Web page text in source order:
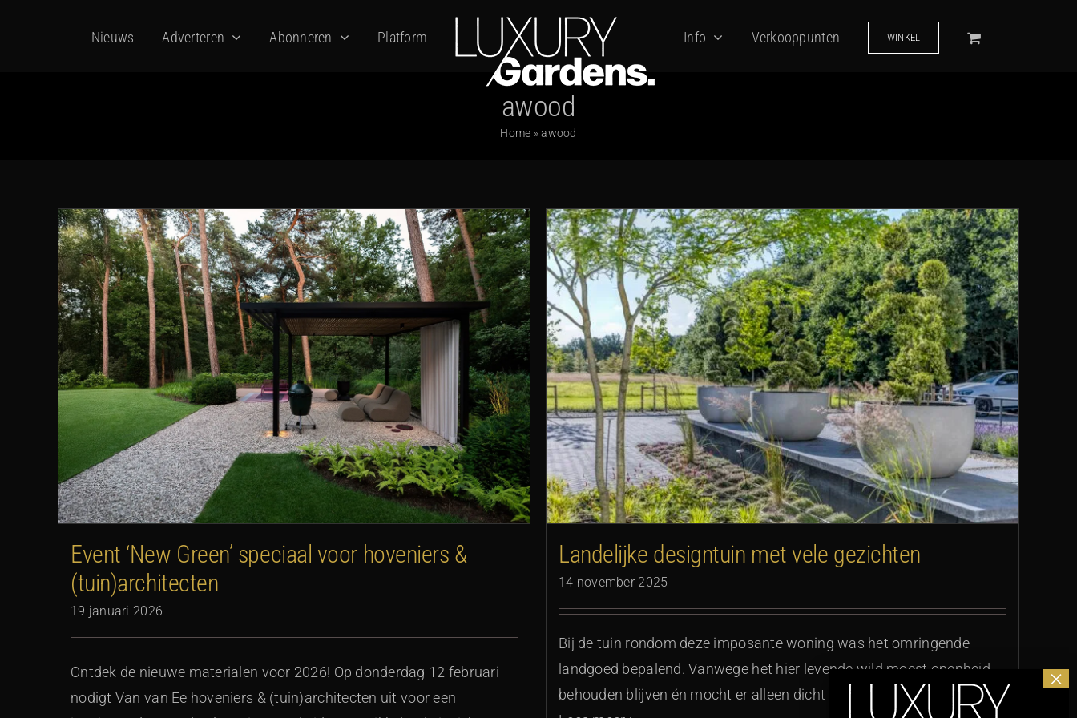
Nieuws Adverteren Abonneren Platform Info Verkooppunten WINKEL
awood
Home »awood
Event ‘New Green’ speciaal voor hoveniers &
(tuin)architecten
19 januari 2026
Ontdek de nieuwe materialen voor 2026! Op donderdag 12 februari
nodigt Van van Ee hoveniers & (tuin)architecten uit voor een
Landelijke designtuin met vele gezichten
Landelijke designtuin met vele gezichten
14 november 2025
Bij de tuin rondom deze imposante woning was het omringende
landgoed bepalend. Vanwege het hier levende wild moest openheid
behouden blijven én mocht er alleen dicht bij de woning avondlicht